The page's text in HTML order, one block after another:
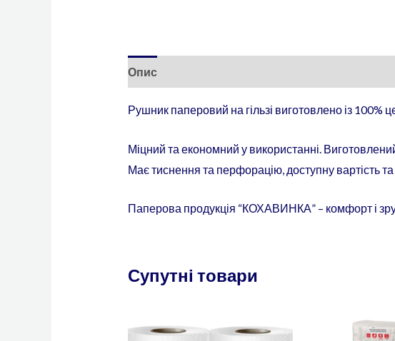
Опис
Рушник паперовий на гільзі виготовлено із 100%
Міцний та економний у використанні.
Має тиснення та перфорацію, доступну вартість
Паперова продукція “КОХАВИНКА” – комфорт і
Супутні товари